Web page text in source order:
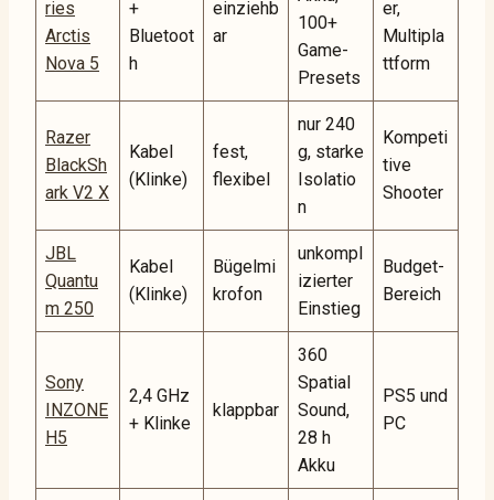
ries
Arctis
Nova 5
+
Bluetoot
h
einziehb
ar
100+
Game-
Presets
er,
Multipla
ttform
Razer
BlackSh
ark V2 X
Kabel
(Klinke)
fest,
flexibel
nur 240
g, starke
Isolatio
n
Kompeti
tive
Shooter
JBL
Quantu
m 250
Kabel
(Klinke)
Bügelmi
krofon
unkompl
izierter
Einstieg
Budget-
Bereich
Sony
INZONE
H5
2,4 GHz
+ Klinke
klappbar
360
Spatial
Sound,
28 h
Akku
PS5 und
PC